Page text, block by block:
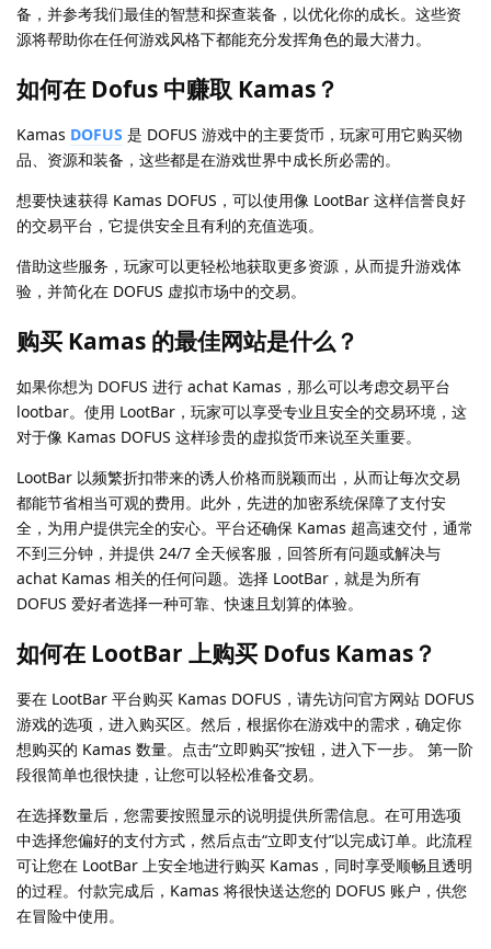
备，并参考我们最佳的智慧和探查装备，以优化你的成长。这些资
源将帮助你在任何游戏风格下都能充分发挥角色的最大潜力。
如何在 Dofus 中赚取 Kamas？
Kamas DOFUS 是 DOFUS 游戏中的主要货币，玩家可用它购买物
品、资源和装备，这些都是在游戏世界中成长所必需的。
想要快速获得 Kamas DOFUS，可以使用像 LootBar 这样信誉良好
的交易平台，它提供安全且有利的充值选项。
借助这些服务，玩家可以更轻松地获取更多资源，从而提升游戏体
验，并简化在 DOFUS 虚拟市场中的交易。
购买 Kamas 的最佳网站是什么？
如果你想为 DOFUS 进行 achat Kamas，那么可以考虑交易平台
lootbar。使用 LootBar，玩家可以享受专业且安全的交易环境，这
对于像 Kamas DOFUS 这样珍贵的虚拟货币来说至关重要。
LootBar 以频繁折扣带来的诱人价格而脱颖而出，从而让每次交易
都能节省相当可观的费用。此外，先进的加密系统保障了支付安
全，为用户提供完全的安心。平台还确保 Kamas 超高速交付，通常
不到三分钟，并提供 24/7 全天候客服，回答所有问题或解决与
achat Kamas 相关的任何问题。选择 LootBar，就是为所有
DOFUS 爱好者选择一种可靠、快速且划算的体验。
如何在 LootBar 上购买 Dofus Kamas？
要在 LootBar 平台购买 Kamas DOFUS，请先访问官方网站 DOFUS
游戏的选项，进入购买区。然后，根据你在游戏中的需求，确定你
想购买的 Kamas 数量。点击“立即购买”按钮，进入下一步。 第一阶
段很简单也很快捷，让您可以轻松准备交易。
在选择数量后，您需要按照显示的说明提供所需信息。在可用选项
中选择您偏好的支付方式，然后点击“立即支付”以完成订单。此流程
可让您在 LootBar 上安全地进行购买 Kamas，同时享受顺畅且透明
的过程。付款完成后，Kamas 将很快送达您的 DOFUS 账户，供您
在冒险中使用。